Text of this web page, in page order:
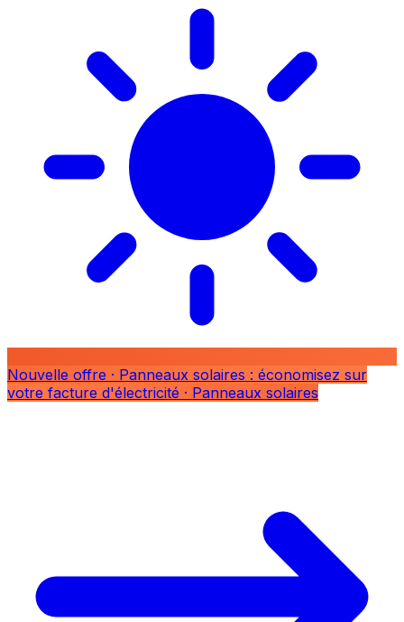
Nouvelle offre · Panneaux solaires : économisez sur
votre facture d'électricité · Panneaux solaires